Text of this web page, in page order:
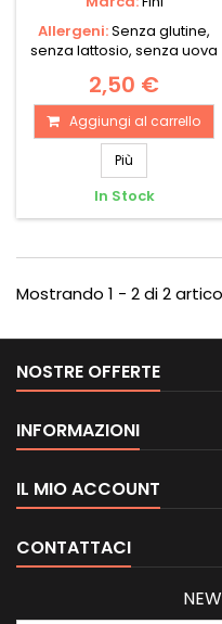
Allergeni:Senza glutine,
senza lattosio, senza uova
2,50 €
Aggiungi al carrello
Più
In Stock
Mostrando 1 - 2 di 2
NOSTRE OFFERTE
INFORMAZIONI
IL MIO ACCOUNT
CONTATTACI